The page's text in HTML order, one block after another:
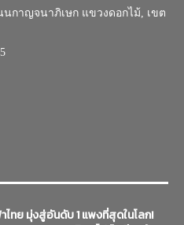
กาญจนาภิเษก แขวงดอกไม้, เขต
ไทย มุ่งสู่อันดับ 1 แพงที่สุดในโลก!